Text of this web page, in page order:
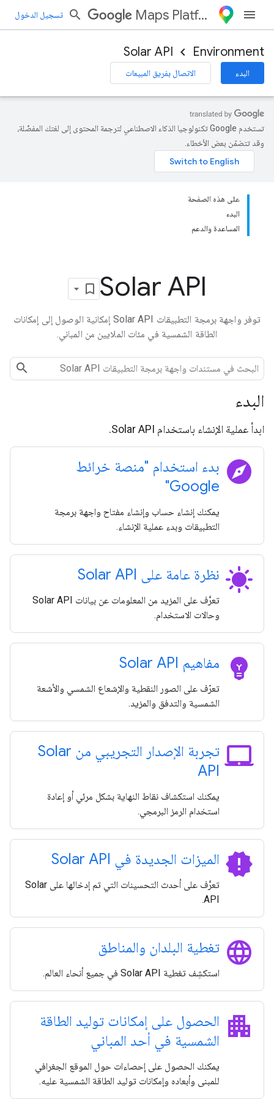
Maps Platform تسجيل الدخول
Environment
Solar API
البدء الاتصال بفريق المبيعات
تستخدم Google تكنولوجيا الذكاء الاصطناعي لترجمة المحتوى إلى لغتك المفضّلة،
وقد تتضمّن بعض الأخطاء.
على هذه الصفحة
البدء
المساعدة والدعم
Solar API
توفر واجهة برمجة التطبيقات Solar API إمكانية الوصول إلى إمكانات
الطاقة الشمسية في مئات الملايين من المباني.
البدء
ابدأ عملية الإنشاء باستخدام Solar API.
explore بدء استخدام "منصة خرائط
Google"
يمكنك إنشاء حساب وإنشاء مفتاح واجهة برمجة
التطبيقات وبدء عملية الإنشاء.
sunny نظرة عامة على Solar API
تعرَّف على المزيد من المعلومات عن بيانات Solar API
وحالات الاستخدام.
emoji_objects مفاهيم Solar API
تعرّف على الصور النقطية والإشعاع الشمسي والأشعة
الشمسية والتدفق والمزيد.
laptop_mac
تجربة الإصدار التجريبي من Solar
API
يمكنك استكشاف نقاط النهاية بشكل مرئي أو إعادة
استخدام الرمز البرمجي.
new_releases الميزات الجديدة في Solar API
تعرَّف على أحدث التحسينات التي تم إدخالها على Solar
API.
language تغطية البلدان والمناطق
استكشِف تغطية Solar API في جميع أنحاء العالم.
apartment الحصول على إمكانات توليد الطاقة
الشمسية في أحد المباني
يمكنك الحصول على إحصاءات حول الموقع الجغرافي
للمبنى وأبعاده وإمكانات توليد الطاقة الشمسية عليه.